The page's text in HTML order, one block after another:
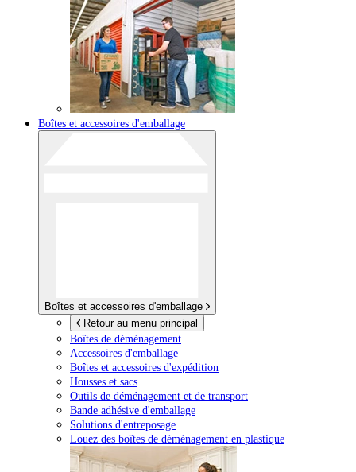
Boîtes et accessoires d'emballage
Boîtes et accessoires d'emballage
Retour au menu principal
Boîtes de déménagement
Accessoires d'emballage
Boîtes et accessoires d'expédition
Housses et sacs
Outils de déménagement et de transport
Bande adhésive d'emballage
Solutions d'entreposage
Louez des boîtes de déménagement en plastique